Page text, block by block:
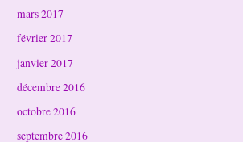
mars 2017
février 2017
janvier 2017
décembre 2016
octobre 2016
septembre 2016